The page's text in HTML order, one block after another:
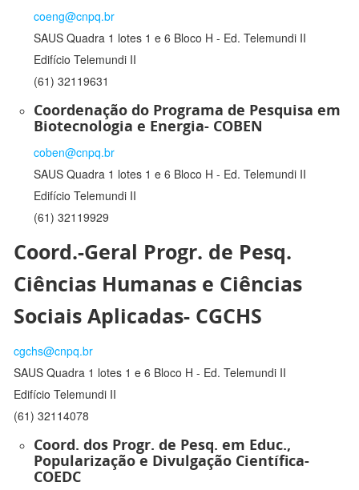
coeng@cnpq.br
SAUS Quadra 1 lotes 1 e 6 Bloco H - Ed. Telemundi II
Edifício Telemundi II
(61) 32119631
Coordenação do Programa de Pesquisa em
Biotecnologia e Energia- COBEN
coben@cnpq.br
SAUS Quadra 1 lotes 1 e 6 Bloco H - Ed. Telemundi II
Edifício Telemundi II
(61) 32119929
Coord.-Geral Progr. de Pesq.
Ciências Humanas e Ciências
Sociais Aplicadas- CGCHS
cgchs@cnpq.br
SAUS Quadra 1 lotes 1 e 6 Bloco H - Ed. Telemundi II
Edifício Telemundi II
(61) 32114078
Coord. dos Progr. de Pesq. em Educ.,
Popularização e Divulgação Científica-
COEDC